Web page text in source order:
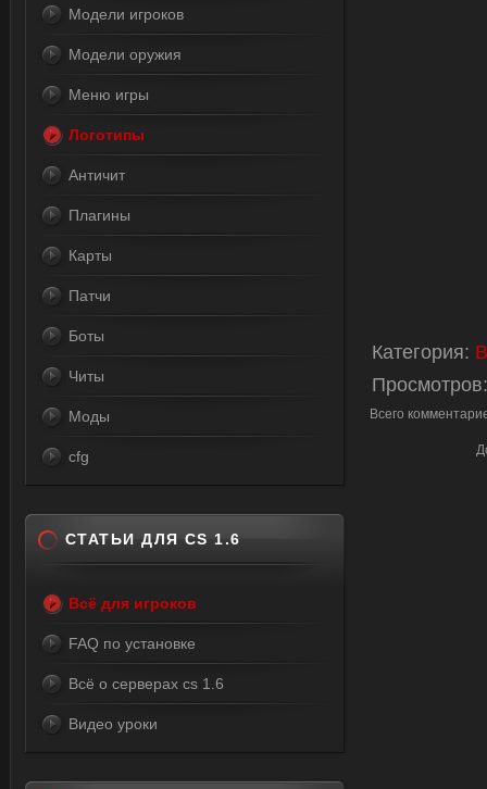
Категория:
Просмотров
Всего
Модели игроков
Модели оружия
Меню игры
Логотипы
Античит
Плагины
Карты
Патчи
Боты
Читы
Моды
cfg
СТАТЬИ ДЛЯ CS 1.6
Всё для игроков
FAQ по установке
Всё о серверах cs 1.6
Видео уроки